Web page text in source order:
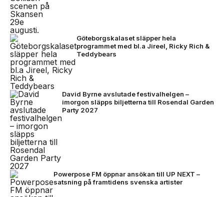
Göteborgskalaset släpper hela
programmet med bl.a Jireel, Ricky Rich &
Teddybears
David Byrne avslutade festivalhelgen –
imorgon släpps biljetterna till Rosendal Garden
Party 2027
Powerpose FM öppnar ansökan till UP NEXT –
satsning på framtidens svenska artister